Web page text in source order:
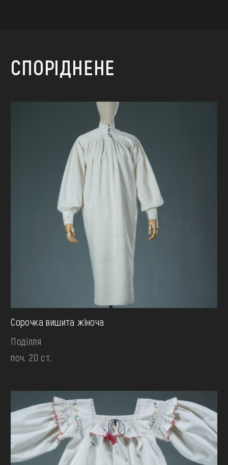
СПОРІДНЕНЕ
Сорочка вишита жіноча
Поділля
поч. 20 ст.